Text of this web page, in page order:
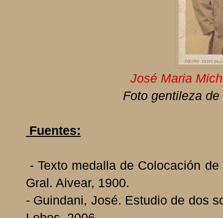
José Maria
Foto gentileza de
Fuentes:
- Texto medalla de Colocación
Gral. Alvear, 1900.
- Guindani, José. Estudio de dos